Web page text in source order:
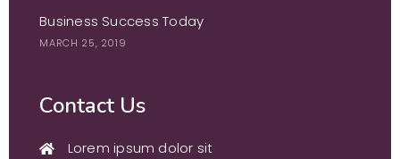
Business Success Today
MARCH 25, 2019
Contact Us
Lorem ipsum dolor sit